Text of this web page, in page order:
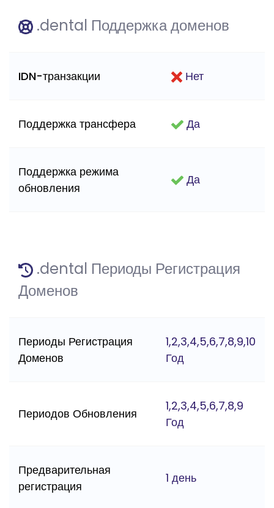
.dental Поддержка доменов
IDN-транзакции Нет
Поддержка трансфера Да
Поддержка режима
обновления
Да
.dental Периоды Регистрация
Доменов
Периоды Регистрация
Доменов
1,2,3,4,5,6,7,8,9,10
Год
Периодов Обновления
1,2,3,4,5,6,7,8,9
Год
Предварительная
регистрация
1 день